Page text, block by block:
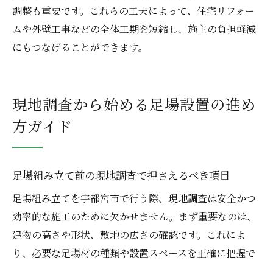
調整も重要です。これらの工夫によって、住宅リフォー
ムや外壁工事などの全体工期を短縮し、施主の負担軽減
にもつなげることができます。
現地調査から始める足場設置の進め
方ガイド
足場組み立て前の現地調査で押さえるべき項目
足場組み立てを宇都宮市で行う際、現地調査は安全かつ
効率的な施工のために欠かせません。まず重要なのは、
建物の高さや形状、敷地の広さの確認です。これによ
り、必要な足場材の種類や設置スペースを正確に把握で